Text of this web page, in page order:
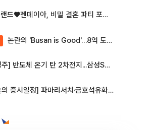
톰 홀랜드♥젠데이아, 비밀 결혼 파티 포착⋯호텔 대관비만 9억
논란의 'Busan is Good'…8억 도시브랜드, 용산 대통령실 CI 업체가 수행
[특징주] 반도체 온기 탄 2차전지...삼성SDI, 장 초반 7% 넘게 껑충
[오늘의 증시일정] 파마리서치·금호석유화학·코오롱인더·상상인증권 등